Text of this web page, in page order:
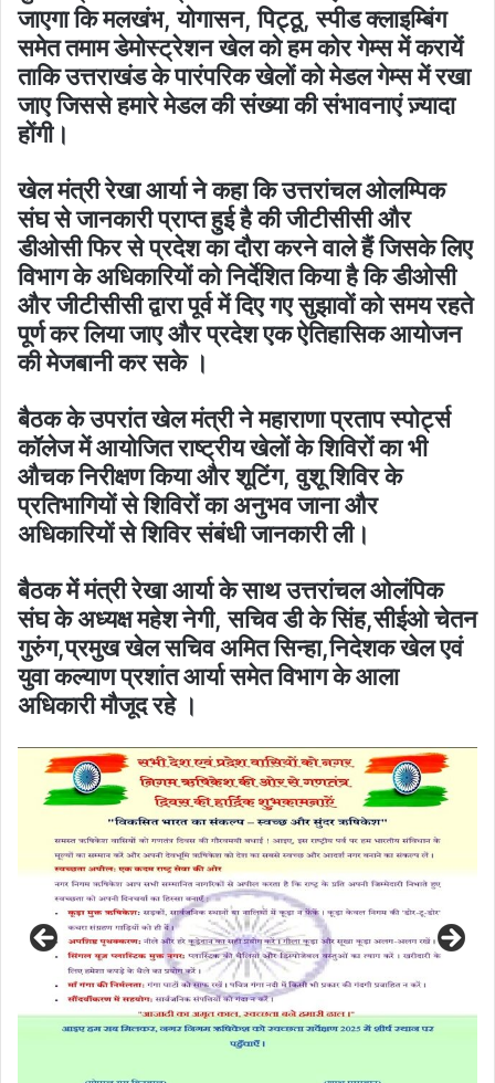
जाएगा कि मलखंभ, योगासन, पिट्ठू, स्पीड क्लाइम्बिंग
समेत तमाम डेमोस्ट्रेशन खेल को हम कोर गेम्स में करायें
ताकि उत्तराखंड के पारंपरिक खेलों को मेडल गेम्स में रखा
जाए जिससे हमारे मेडल की संख्या की संभावनाएं ज़्यादा
होंगी।
खेल मंत्री रेखा आर्या ने कहा कि उत्तरांचल ओलम्पिक
संघ से जानकारी प्राप्त हुई है की जीटीसीसी और
डीओसी फिर से प्रदेश का दौरा करने वाले हैं जिसके लिए
विभाग के अधिकारियों को निर्देशित किया है कि डीओसी
और जीटीसीसी द्वारा पूर्व में दिए गए सुझावों को समय रहते
पूर्ण कर लिया जाए और प्रदेश एक ऐतिहासिक आयोजन
की मेजबानी कर सके ।
बैठक के उपरांत खेल मंत्री ने महाराणा प्रताप स्पोर्ट्स
कॉलेज में आयोजित राष्ट्रीय खेलों के शिविरों का भी
औचक निरीक्षण किया और शूटिंग, वुशू शिविर के
प्रतिभागियों से शिविरों का अनुभव जाना और
अधिकारियों से शिविर संबंधी जानकारी ली।
बैठक में मंत्री रेखा आर्या के साथ उत्तरांचल ओलंपिक
संघ के अध्यक्ष महेश नेगी, सचिव डी के सिंह,सीईओ चेतन
गुरुंग,प्रमुख खेल सचिव अमित सिन्हा,निदेशक खेल एवं
युवा कल्याण प्रशांत आर्या समेत विभाग के आला
अधिकारी मौजूद रहे ।